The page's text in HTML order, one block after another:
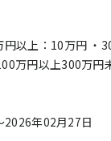
円以上：10万円 ・
万円以上300万円
年02月27日